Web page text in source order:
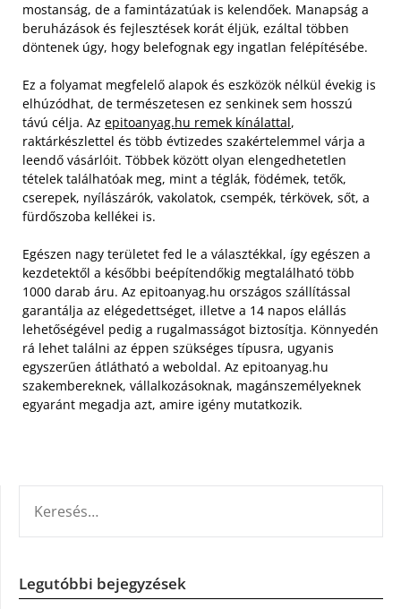
mostanság, de a famintázatúak is kelendőek. Manapság a
beruházások és fejlesztések korát éljük, ezáltal többen
döntenek úgy, hogy belefognak egy ingatlan felépítésébe.
Ez a folyamat megfelelő alapok és eszközök nélkül évekig is
elhúzódhat, de természetesen ez senkinek sem hosszú
távú célja. Az epitoanyag.hu remek kínálattal,
raktárkészlettel és több évtizedes szakértelemmel várja a
leendő vásárlóit. Többek között olyan elengedhetetlen
tételek találhatóak meg, mint a téglák, födémek, tetők,
cserepek, nyílászárók, vakolatok, csempék, térkövek, sőt, a
fürdőszoba kellékei is.
Egészen nagy területet fed le a választékkal, így egészen a
kezdetektől a későbbi beépítendőkig megtalálható több
1000 darab áru. Az epitoanyag.hu országos szállítással
garantálja az elégedettséget, illetve a 14 napos elállás
lehetőségével pedig a rugalmasságot biztosítja. Könnyedén
rá lehet találni az éppen szükséges típusra, ugyanis
egyszerűen átlátható a weboldal. Az epitoanyag.hu
szakembereknek, vállalkozásoknak, magánszemélyeknek
egyaránt megadja azt, amire igény mutatkozik.
Legutóbbi bejegyzések